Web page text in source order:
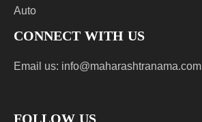
Auto
CONNECT WITH US
Email us: info@maharashtranama.com